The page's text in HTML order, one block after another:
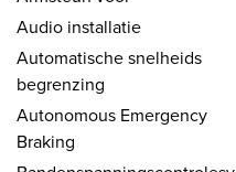
Audio installatie
Automatische snelheids
begrenzing
Autonomous Emergency
Braking